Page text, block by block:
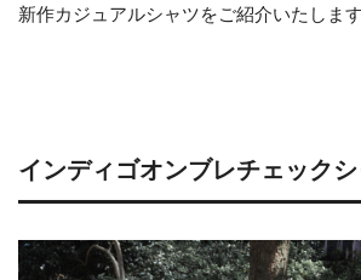
新作カジュアルシャツをご紹介いたします
インディゴオンブレチェック